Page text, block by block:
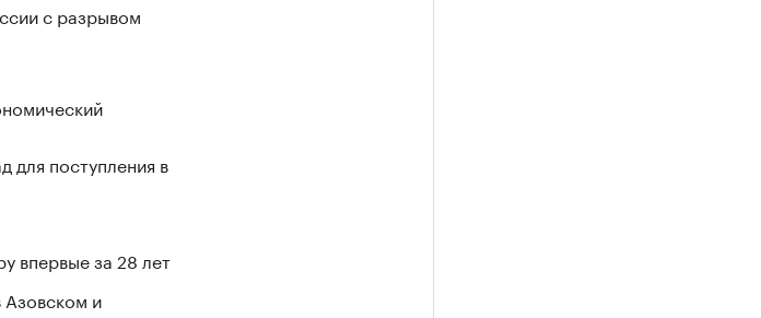
с разрывом
для поступления в
впервые за 28 лет
и